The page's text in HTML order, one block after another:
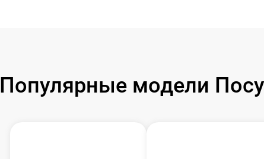
Популярные модели